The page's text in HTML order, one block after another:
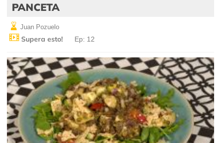
PANCETA
Juan Pozuelo
Supera esto! Ep: 12